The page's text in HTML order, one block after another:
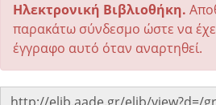
Ηλεκτρονική Βιβλιοθήκη.
παρακάτω σύνδεσμο ώστε να
έγγραφο αυτό όταν αναρτηθεί.